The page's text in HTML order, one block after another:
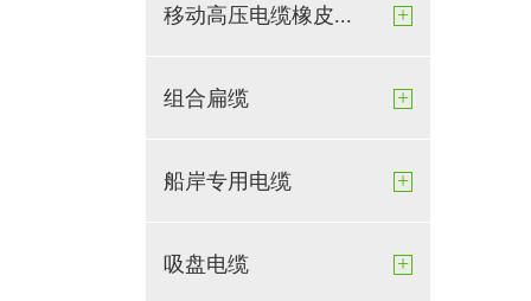
移动高压电缆橡皮... +
组合扁缆 +
船岸专用电缆 +
吸盘电缆 +